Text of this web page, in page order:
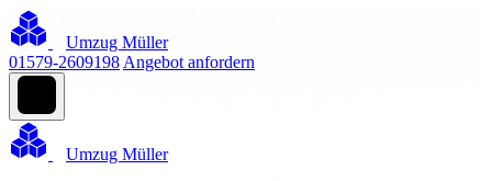
Umzug Müller
01579-2609198 Angebot anfordern
Umzug Müller